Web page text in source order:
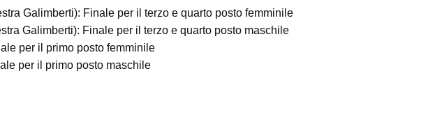
Galimberti): Finale per il terzo e quarto posto femminile
Galimberti): Finale per il terzo e quarto posto maschile
per il primo posto femminile
per il primo posto maschile